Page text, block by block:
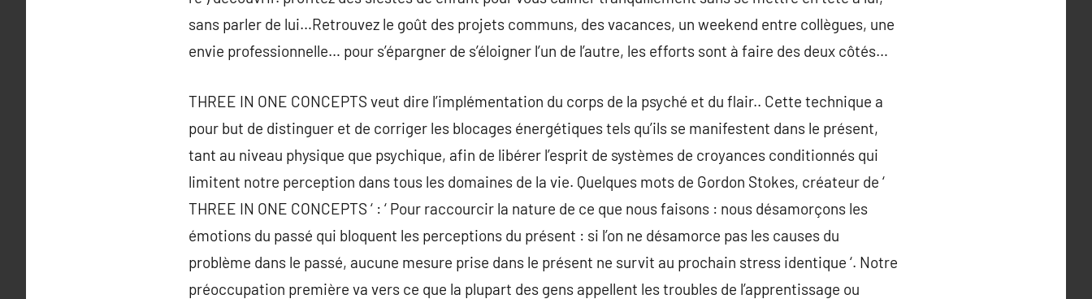
sans parler de lui…Retrouvez le goût des projets communs, des vacances, un weekend entre collègues, une
envie professionnelle… pour s’épargner de s’éloigner l’un de l’autre, les efforts sont à faire des deux côtés…
THREE IN ONE CONCEPTS veut dire l’implémentation du corps de la psyché et du flair.. Cette technique a
pour but de distinguer et de corriger les blocages énergétiques tels qu’ils se manifestent dans le présent,
tant au niveau physique que psychique, afin de libérer l’esprit de systèmes de croyances conditionnés qui
limitent notre perception dans tous les domaines de la vie. Quelques mots de Gordon Stokes, créateur de ‘
THREE IN ONE CONCEPTS ‘ : ‘ Pour raccourcir la nature de ce que nous faisons : nous désamorçons les
émotions du passé qui bloquent les perceptions du présent : si l’on ne désamorce pas les causes du
problème dans le passé, aucune mesure prise dans le présent ne survit au prochain stress identique ‘. Notre
préoccupation première va vers ce que la plupart des gens appellent les troubles de l’apprentissage ou